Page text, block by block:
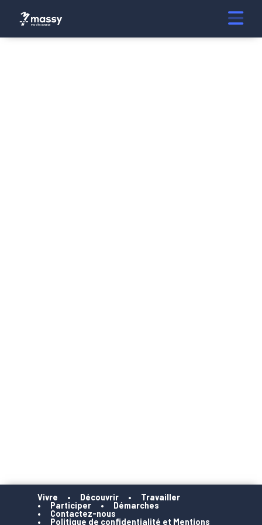
Vivre Découvrir
Travailler
Participer
Démarches
Contactez-nous
Politique de confidentialité et Mentions